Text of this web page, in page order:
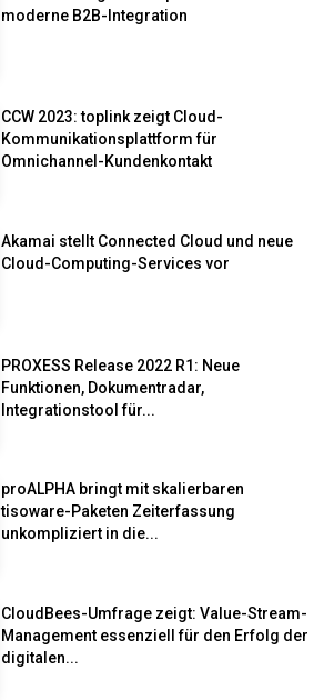
moderne B2B-Integration
CCW 2023: toplink zeigt Cloud-
Kommunikationsplattform für
Omnichannel-Kundenkontakt
Akamai stellt Connected Cloud und neue
Cloud-Computing-Services vor
PROXESS Release 2022 R1: Neue
Funktionen, Dokumentradar,
Integrationstool für...
proALPHA bringt mit skalierbaren
tisoware-Paketen Zeiterfassung
unkompliziert in die...
CloudBees-Umfrage zeigt: Value-Stream-
Management essenziell für den Erfolg der
digitalen...